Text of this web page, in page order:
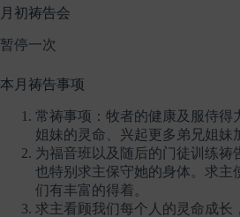
月初祷告会
暂停一次
本月祷告事项
常祷事项：牧者的健康及服侍得
姐妹的灵命、兴起更多弟兄姐妹
为福音班以及随后的门徒训练祷
也特别求主保守她的身体。求主
们有丰富的得着。
求主看顾我们每个人的灵命成长